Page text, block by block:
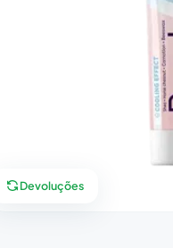
Devoluções